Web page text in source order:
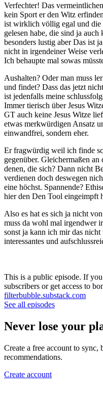
Verfechter! Das
kein Sport er den Witz
ist wirklich völlig egal und die
gelesen habe, die sind ja
besonders lustig aber Das ist
nicht in irgendeiner Weise
Ich behaupte mal sowas
Aushalten? Oder man muss
und findet? Dass das jetzt
ist jedenfalls meine
Immer tierisch über Jesus
GT auch keine Jesus Witze
etwas merkwürdigen Ansatz
einwandfrei, sondern eher.
Er fragwürdig weil ich finde
gegenüber. Gleichermaßen
denen, die sich? Dann nicht
verdienen doch deswegen
eine höchst. Spannende?
hier den Den Tool eingeimpft
Also es hat es sich ja nicht
muss da wohl mal irgendwer
sonst ja kann ich mir das
interessantes und
This is a public episode. If
subscribers or get access to
filterbubble.substack.com
See all episodes
Never lose your
Create a free account to sync,
recommendations.
Create account